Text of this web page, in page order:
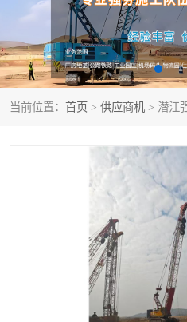
当前位置： 首页 > 供应商机 > 潜江
强夯施工工程
强夯队伍